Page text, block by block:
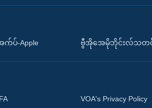
ပ်-Apple ဗွီအိုအေမိုဘိုင်းလ်သတင်
VOA's Privacy Policy